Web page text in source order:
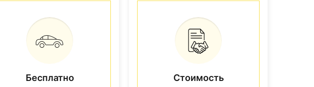
Бесплатно Стоимость